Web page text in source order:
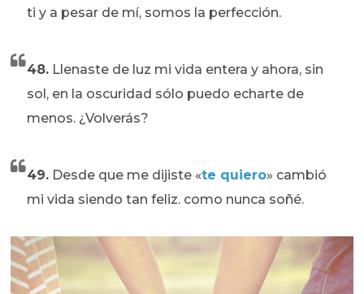
ti y a pesar de mí, somos la perfección.
48. Llenaste de luz mi vida entera y ahora, sin
sol, en la oscuridad sólo puedo echarte de
menos. ¿Volverás?
49. Desde que me dijiste «te quiero» cambió
mi vida siendo tan feliz. como nunca soñé.